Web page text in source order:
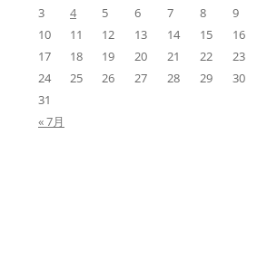
3
4 5 6 7 8
9
10
11 12 13 14 15
16
17
18 19 20 21 22
23
24
25 26 27 28 29
30
31
« 7月